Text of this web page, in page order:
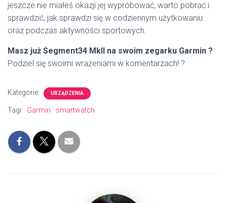
jeszcze nie miałeś okazji jej wypróbować, warto pobrać i
sprawdzić, jak sprawdzi się w codziennym użytkowaniu
oraz podczas aktywności sportowych.
Masz już Segment34 MkII na swoim zegarku Garmin ?
Podziel się swoimi wrażeniami w komentarzach! ?
Kategorie: URZĄDZENIA
Tagi: Garmin smartwatch